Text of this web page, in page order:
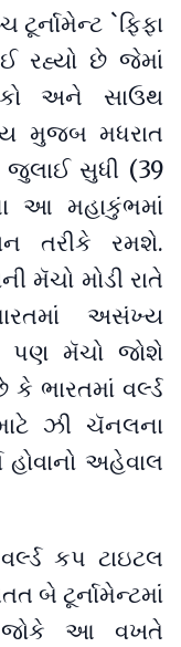
ટૂર્નામેન્ટ `ફિફા
રહ્યો છે જેમાં
અને સાઉથ
મુજબ મધરાત
જુલાઈ સુધી (39
આ મહાકુંભમાં
તરીકે રમશે.
મૅચો મોડી રાતે
અસંખ્ય
પણ મૅચો જોશે
ભારતમાં વર્લ્ડ
ઝી ચૅનલના
હોવાનો અહેવાલ
કપ ટાઇટલ
બે ટૂર્નામેન્ટમાં
જોકે આ વખતે